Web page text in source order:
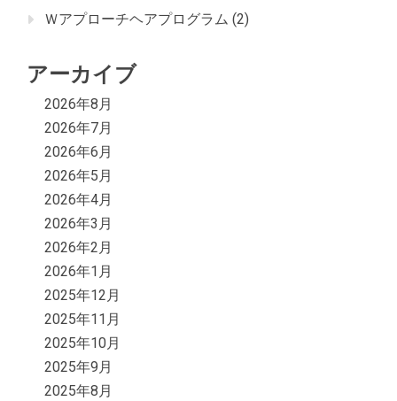
Ｗアプローチヘアプログラム (2)
アーカイブ
2026年8月
2026年7月
2026年6月
2026年5月
2026年4月
2026年3月
2026年2月
2026年1月
2025年12月
2025年11月
2025年10月
2025年9月
2025年8月